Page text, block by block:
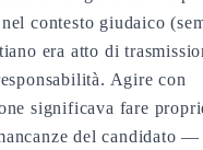
contesto giudaico
era atto di
Agire con
significava fare
del candidato —